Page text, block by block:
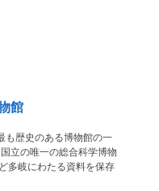
館
も歴史のある博物館の一
立の唯一の総合科学博物
多岐にわたる資料を保存